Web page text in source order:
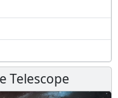
Telescope